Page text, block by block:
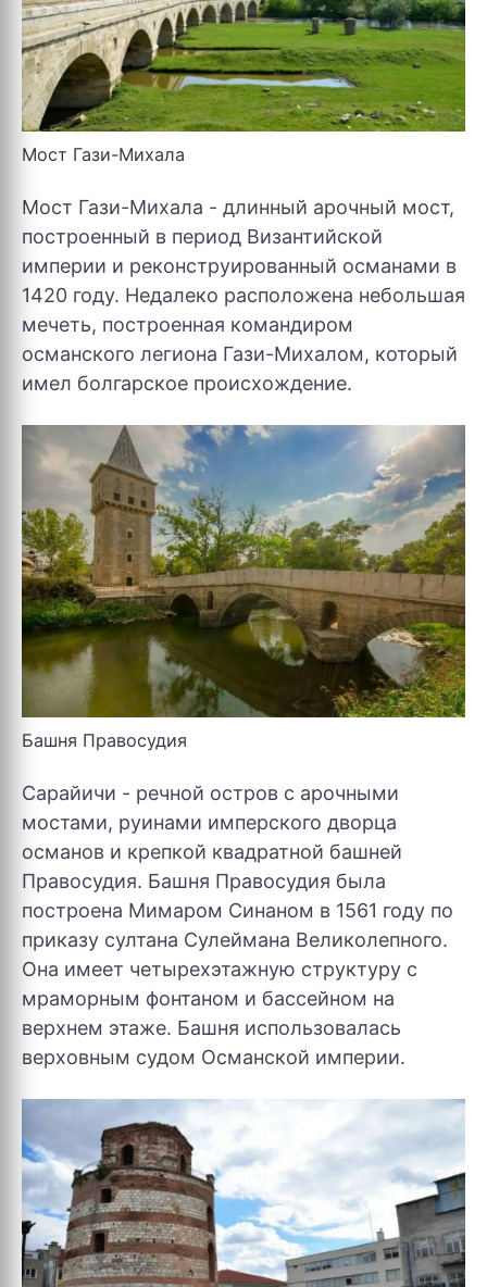
Мост Гази-Михала
Мост Гази-Михала - длинный арочный мост,
построенный в период Византийской
империи и реконструированный османами в
1420 году. Недалеко расположена небольшая
мечеть, построенная командиром
османского легиона Гази-Михалом, который
имел болгарское происхождение.
Башня Правосудия
Сарайичи - речной остров с арочными
мостами, руинами имперского дворца
османов и крепкой квадратной башней
Правосудия. Башня Правосудия была
построена Мимаром Синаном в 1561 году по
приказу султана Сулеймана Великолепного.
Она имеет четырехэтажную структуру с
мраморным фонтаном и бассейном на
верхнем этаже. Башня использовалась
верховным судом Османской империи.